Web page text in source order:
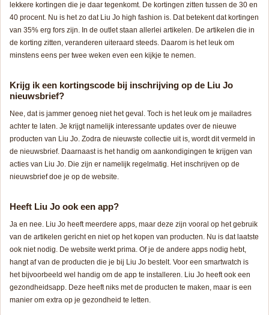
lekkere kortingen die je daar tegenkomt. De kortingen zitten tussen de 30 en
40 procent. Nu is het zo dat Liu Jo high fashion is. Dat betekent dat kortingen
van 35% erg fors zijn. In de outlet staan allerlei artikelen. De artikelen die in
de korting zitten, veranderen uiteraard steeds. Daarom is het leuk om
minstens eens per twee weken even een kijkje te nemen.
Krijg ik een kortingscode bij inschrijving op de Liu Jo
nieuwsbrief?
Nee, dat is jammer genoeg niet het geval. Toch is het leuk om je mailadres
achter te laten. Je krijgt namelijk interessante updates over de nieuwe
producten van Liu Jo. Zodra de nieuwste collectie uit is, wordt dit vermeld in
de nieuwsbrief. Daarnaast is het handig om aankondigingen te krijgen van
acties van Liu Jo. Die zijn er namelijk regelmatig. Het inschrijven op de
nieuwsbrief doe je op de website.
Heeft Liu Jo ook een app?
Ja en nee. Liu Jo heeft meerdere apps, maar deze zijn vooral op het gebruik
van de artikelen gericht en niet op het kopen van producten. Nu is dat laatste
ook niet nodig. De website werkt prima. Of je de andere apps nodig hebt,
hangt af van de producten die je bij Liu Jo bestelt. Voor een smartwatch is
het bijvoorbeeld wel handig om de app te installeren. Liu Jo heeft ook een
gezondheidsapp. Deze heeft niks met de producten te maken, maar is een
manier om extra op je gezondheid te letten.